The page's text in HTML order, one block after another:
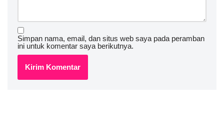
Simpan nama, email, dan situs web saya pada peramban
ini untuk komentar saya berikutnya.